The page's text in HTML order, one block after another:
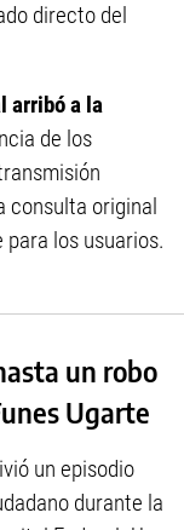
directo del
arribó a la
de los
consulta original
los usuarios.
un robo
Ugarte
un episodio
durante la